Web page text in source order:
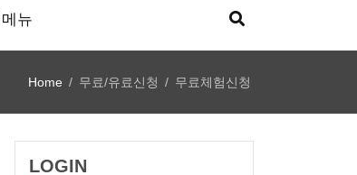
뉴
Home 무료/유료신청 무료체험신청
LOGIN